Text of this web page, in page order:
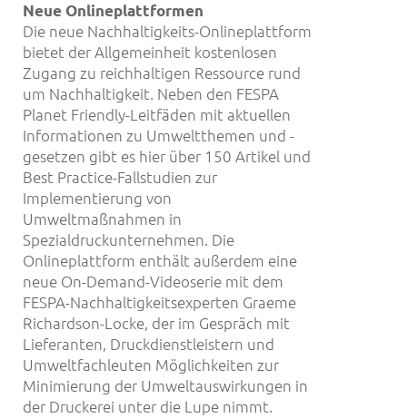
Neue Onlineplattformen
Die neue Nachhaltigkeits-Onlineplattform
bietet der Allgemeinheit kostenlosen
Zugang zu reichhaltigen Ressource rund
um Nachhaltigkeit. Neben den FESPA
Planet Friendly-Leitfäden mit aktuellen
Informationen zu Umweltthemen und -
gesetzen gibt es hier über 150 Artikel und
Best Practice-Fallstudien zur
Implementierung von
Umweltmaßnahmen in
Spezialdruckunternehmen. Die
Onlineplattform enthält außerdem eine
neue On-Demand-Videoserie mit dem
FESPA-Nachhaltigkeitsexperten Graeme
Richardson-Locke, der im Gespräch mit
Lieferanten, Druckdienstleistern und
Umweltfachleuten Möglichkeiten zur
Minimierung der Umweltauswirkungen in
der Druckerei unter die Lupe nimmt.